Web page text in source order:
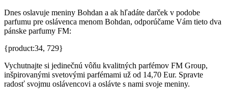
Dnes oslavuje meniny Bohdan a ak hľadáte darček v podobe
parfumu pre oslávenca menom Bohdan, odporúčame Vám tieto dva
pánske parfumy FM:
{product:34, 729}
Vychutnajte si jedinečnú vôňu kvalitných parfémov FM Group,
inšpirovanými svetovými parfémami už od 14,70 Eur. Spravte
radosť svojmu oslávencovi a oslávte s nami svoje meniny.